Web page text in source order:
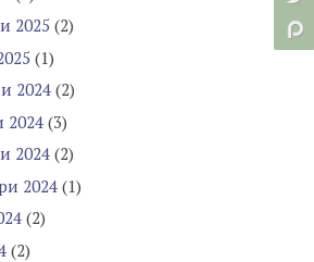
2025 (2)
(1)
2024 (2)
2024 (3)
2024 (2)
2024 (1)
(2)
(2)